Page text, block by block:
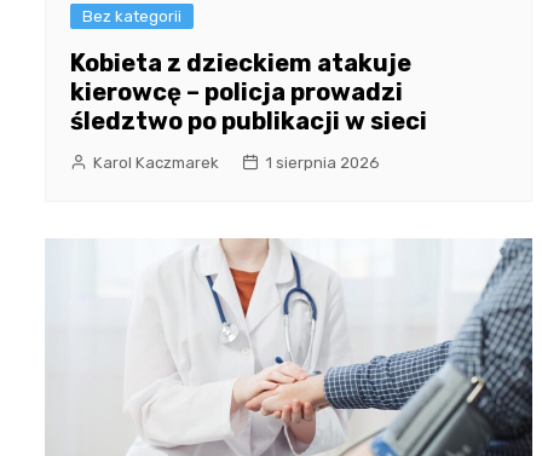
Bez kategorii
Kobieta z dzieckiem atakuje
kierowcę – policja prowadzi
śledztwo po publikacji w sieci
Karol Kaczmarek 1 sierpnia 2026